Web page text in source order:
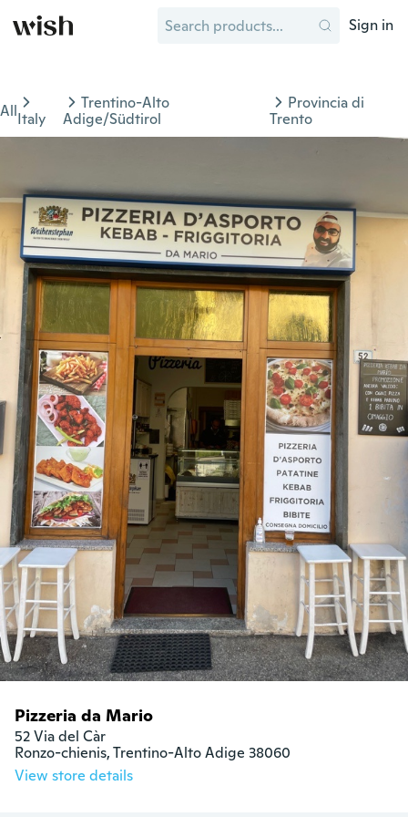
Sign in
AllItaly
Trentino-Alto
Adige/Südtirol
Provincia di
Trento
Pizzeria da Mario
52 Via del Càr
Ronzo-chienis, Trentino-Alto Adige 38060
View store details